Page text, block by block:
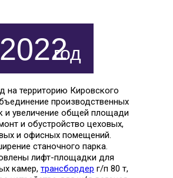
2022год
на территорию Кировского
производственных
и увеличение общей площади
и обустройство цеховых,
и офисных помещений.
станочного парка.
лифт-площадки для
камер, трансбордер г/п 80 т,